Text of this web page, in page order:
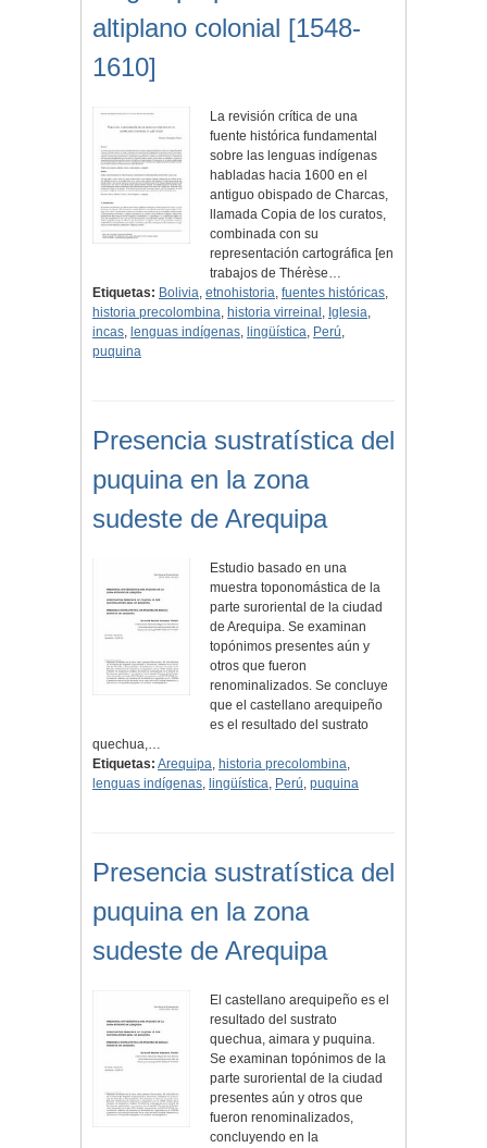
altiplano colonial [1548-
1610]
La revisión crítica de una
fuente histórica fundamental
sobre las lenguas indígenas
habladas hacia 1600 en el
antiguo obispado de Charcas,
llamada Copia de los curatos,
combinada con su
representación cartográfica [en
trabajos de Thérèse…
Etiquetas: Bolivia, etnohistoria, fuentes históricas,
historia precolombina, historia virreinal , Iglesia,
incas, lenguas indígenas, lingüística, Perú,
puquina
Presencia sustratística del
puquina en la zona
sudeste de Arequipa
Estudio basado en una
muestra toponomástica de la
parte suroriental de la ciudad
de Arequipa. Se examinan
topónimos presentes aún y
otros que fueron
renominalizados. Se concluye
que el castellano arequipeño
es el resultado del sustrato
quechua,…
Etiquetas: Arequipa, historia precolombina,
lenguas indígenas, lingüística, Perú, puquina
Presencia sustratística del
puquina en la zona
sudeste de Arequipa
El castellano arequipeño es el
resultado del sustrato
quechua, aimara y puquina.
Se examinan topónimos de la
parte suroriental de la ciudad
presentes aún y otros que
fueron renominalizados,
concluyendo en la